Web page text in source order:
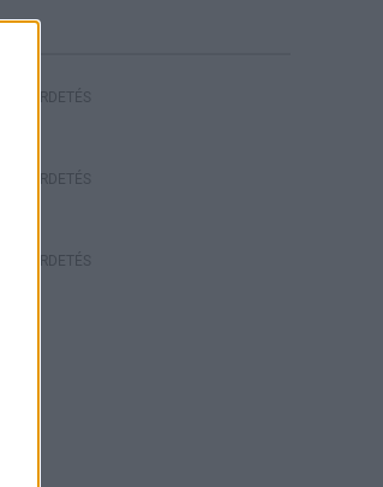
HIRDETÉS
HIRDETÉS
HIRDETÉS